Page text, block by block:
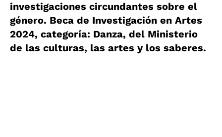
investigaciones circundantes sobre el
género. Beca de Investigación en Artes
2024, categoría: Danza, del Ministerio
de las culturas, las artes y los saberes.